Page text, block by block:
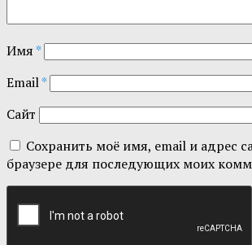
Имя*
Email*
Сайт
Сохранить моё имя, email и адрес
браузере для последующих моих